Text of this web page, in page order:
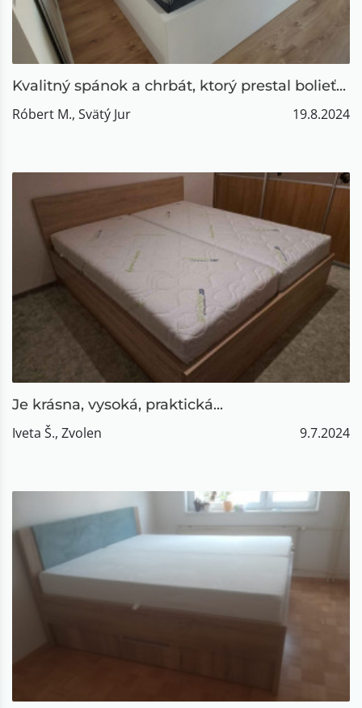
Kvalitný spánok a chrbát, ktorý prestal bolieť...
Róbert M., Svätý Jur
19.8.2024
Je krásna, vysoká, praktická...
Iveta Š., Zvolen
9.7.2024